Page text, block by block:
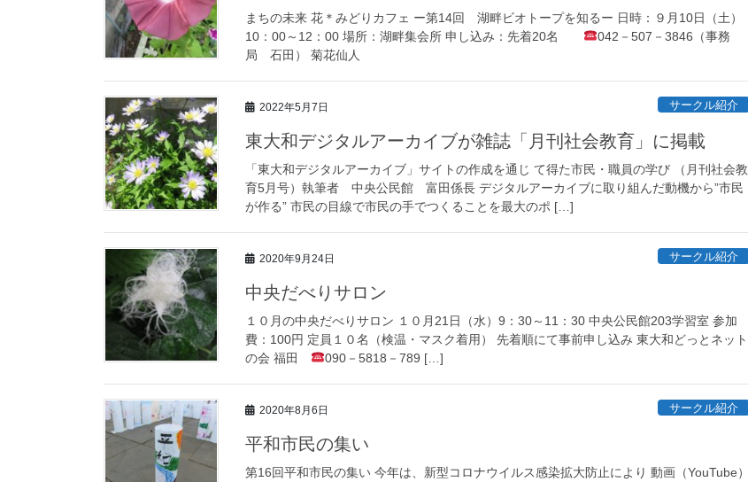
まちの未来 花＊みどりカフェ ー第14回 湖畔ビオトープを知るー 日時：９月10日（土）
10：00～12：00 場所：湖畔集会所 申し込み：先着20名
042－507－3846（事務
局 石田） 菊花仙人
2022年5月7日 サークル紹介
東大和デジタルアーカイブが雑誌「月刊社会教育」に掲載
「東大和デジタルアーカイブ」サイトの作成を通じ て得た市民・職員の学び （月刊社会教
育5月号）執筆者 中央公民館 富田係長 デジタルアーカイブに取り組んだ動機から”市民
が作る” 市民の目線で市民の手でつくることを最大のポ […]
2020年9月24日 サークル紹介
中央だべりサロン
１０月の中央だべりサロン １０月21日（水）9：30～11：30 中央公民館203学習室 参加
費：100円 定員１０名（検温・マスク着用） 先着順にて事前申し込み 東大和どっとネット
の会 福田
090－5818－789 […]
2020年8月6日 サークル紹介
平和市民の集い
第16回平和市民の集い 今年は、新型コロナウイルス感染拡大防止により 動画（YouTube）